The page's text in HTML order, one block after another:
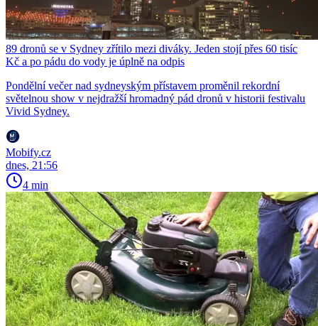
89 dronů se v Sydney zřítilo mezi diváky. Jeden stojí přes 60 tisíc
Kč a po pádu do vody je úplně na odpis
Pondělní večer nad sydneyským přístavem proměnil rekordní
světelnou show v nejdražší hromadný pád dronů v historii festivalu
Vivid Sydney.
Mobify.cz
dnes, 21:56
4 min